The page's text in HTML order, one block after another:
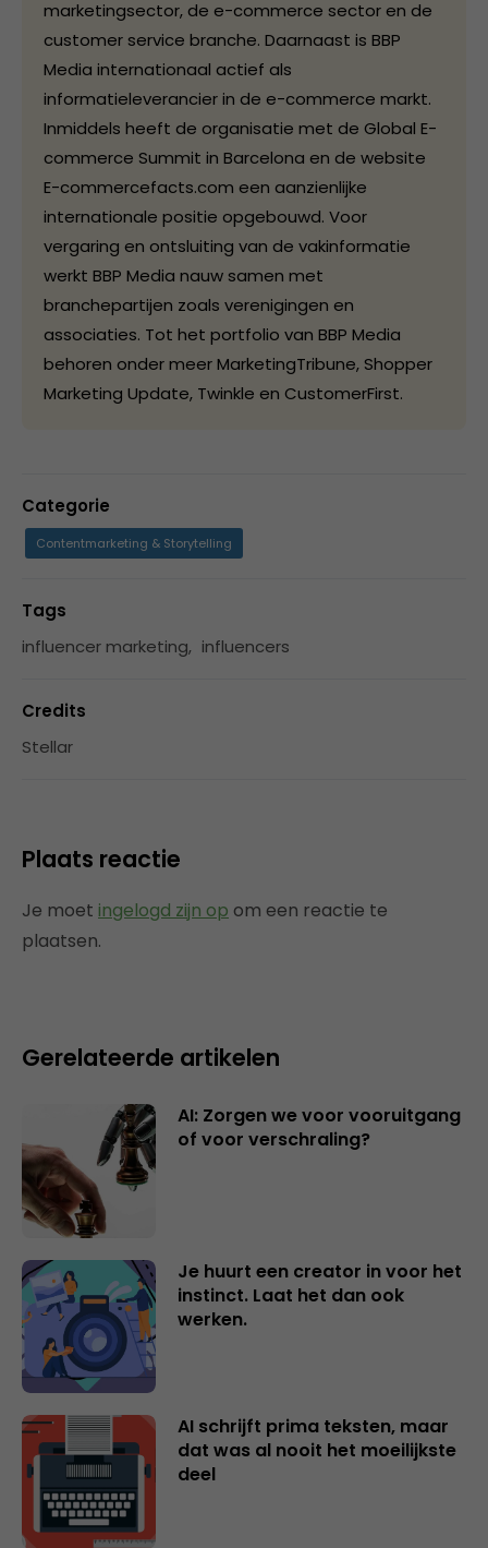
marketingsector, de e-commerce sector en de
customer service branche. Daarnaast is BBP
Media internationaal actief als
informatieleverancier in de e-commerce markt.
Inmiddels heeft de organisatie met de Global E-
commerce Summit in Barcelona en de website
E-commercefacts.com een aanzienlijke
internationale positie opgebouwd. Voor
vergaring en ontsluiting van de vakinformatie
werkt BBP Media nauw samen met
branchepartijen zoals verenigingen en
associaties. Tot het portfolio van BBP Media
behoren onder meer MarketingTribune, Shopper
Marketing Update, Twinkle en CustomerFirst.
Categorie
Contentmarketing & Storytelling
Tags
influencer marketing, influencers
Credits
Stellar
Plaats reactie
Je moet ingelogd zijn op om een reactie te
plaatsen.
Gerelateerde artikelen
AI: Zorgen we voor vooruitgang
of voor verschraling?
Je huurt een creator in voor het
instinct. Laat het dan ook
werken.
AI schrijft prima teksten, maar
dat was al nooit het moeilijkste
deel